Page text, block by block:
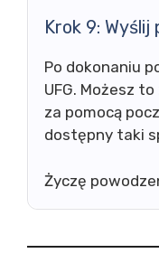
Krok 9: Wyślij
Po dokonaniu
UFG. Możesz
za pomocą
dostępny taki
Życzę